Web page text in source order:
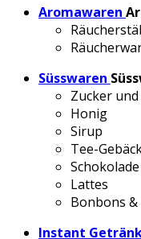
Aromawaren
Süsswaren
Zucker und
Honig
Sirup
Tee-
Schokolade
Lattes
Bonbons
Instant